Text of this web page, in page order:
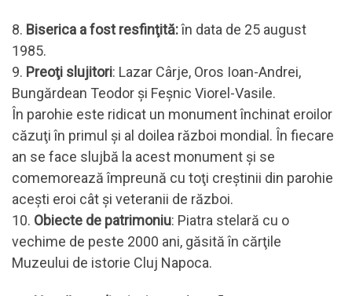
8. Biserica a fost resfinţită:în data de 25 august
1985.
9. Preoţi slujitori: Lazar Cârje, Oros Ioan-Andrei,
Bungărdean Teodor şi Feşnic Viorel-Vasile.
În parohie este ridicat un monument închinat eroilor
căzuţi în primul şi al doilea război mondial. În fiecare
an se face slujbă la acest monument şi se
comemorează împreună cu toţi creştinii din parohie
aceşti eroi cât şi veteranii de război.
10. Obiecte de patrimoniu: Piatra stelară cu o
vechime de peste 2000 ani, găsită în cărţile
Muzeului de istorie Cluj Napoca.